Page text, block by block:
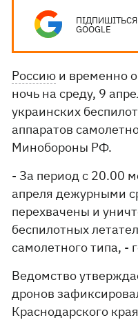
GOOGLE
Россию и временно
ночь на среду, 9
украинских
аппаратов
Минобороны РФ.
- За период с 20.00
апреля дежурными
перехвачены и
беспилотных
самолетного типа, -
Ведомство
дронов
Краснодарского